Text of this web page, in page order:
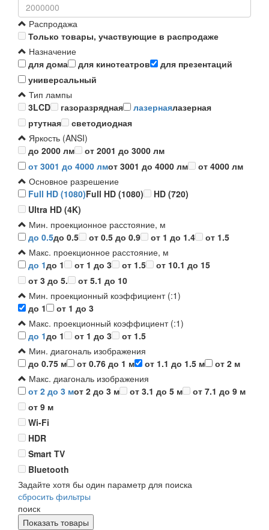
Распродажа
Только товары, участвующие в распродаже
Назначение
для дома
для кинотеатров
для презентаций
универсальный
Тип лампы
3LCD
газоразрядная лазернаялазерная
ртутная
светодиодная
Яркость (ANSI)
до 2000 лм
от 2001 до 3000 лм
от 3001 до 4000 лмот 3001 до 4000 лм
от 4000 лм
Основное разрешение
Full HD (1080)Full HD (1080)
HD (720)
Ultra HD (4K)
Мин. проекционное расстояние, м
до 0.5до 0.5 от 0.5 до 0.9 от 1 до 1.4
от 1.5
Макс. проекционное расстояние, м
до 1до 1 от 1 до 3 от 1.5
от 10.1 до 15
от 3 до 5.
от 5.1 до 10
Мин. проекционный коэффициент (:1)
до 1
от 1 до 3
Макс. проекционный коэффициент (:1)
до 1до 1 от 1 до 3
от 1.5
Мин. диагональ изображения
до 0.75 м
от 0.76 до 1 м от 1.1 до 1.5 м
от 2 м
Макс. диагональ изображения
от 2 до 3 мот 2 до 3 м от 3.1 до 5 м
от 7.1 до 9 м
от 9 м
Wi-Fi
HDR
Smart TV
Bluetooth
Задайте хотя бы один параметр для поиска
сбросить фильтры
поиск